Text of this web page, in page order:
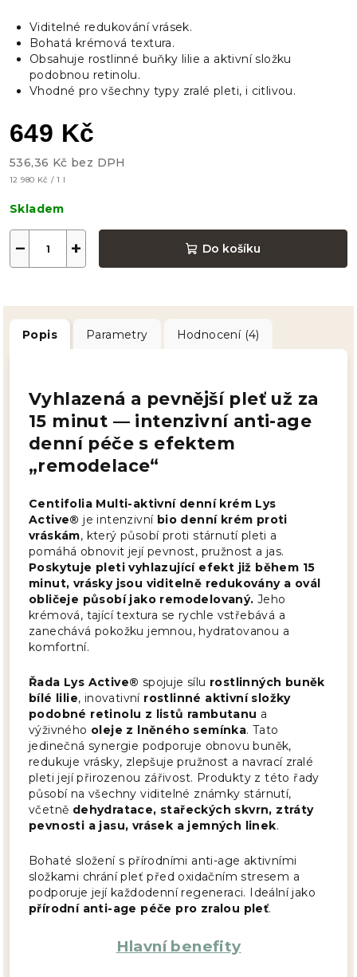
Viditelné redukování vrásek.
Bohatá krémová textura.
Obsahuje rostlinné buňky lilie a aktivní složku
podobnou retinolu.
Vhodné pro všechny typy zralé pleti, i citlivou.
649 Kč
536,36 Kč bez DPH
Měrná
12 980 Kč / 1 l
Skladem
+
− Do košíku
Popis Parametry Hodnocení (4)
Vyhlazená a pevnější pleť už za
15 minut — intenzivní anti-age
denní péče s efektem
„remodelace“
Centifolia Multi-aktivní denní krém Lys
Active® je intenzivní bio denní krém proti
vráskám, který působí proti stárnutí pleti a
pomáhá obnovit její pevnost, pružnost a jas.
Poskytuje pleti vyhlazující efekt již během 15
minut, vrásky jsou viditelně redukovány a ovál
obličeje působí jako remodelovaný. Jeho
krémová, tající textura se rychle vstřebává a
zanechává pokožku jemnou, hydratovanou a
komfortní.
Řada Lys Active® spojuje sílu rostlinných buněk
bílé lilie, inovativní rostlinné aktivní složky
podobné retinolu z listů rambutanu a
výživného oleje z lněného semínka. Tato
jedinečná synergie podporuje obnovu buněk,
redukuje vrásky, zlepšuje pružnost a navrací zralé
pleti její přirozenou zářivost. Produkty z této řady
působí na všechny viditelné známky stárnutí,
včetně dehydratace, stařeckých skvrn, ztráty
pevnosti a jasu, vrásek a jemných linek.
Bohaté složení s přírodními anti-age aktivními
složkami chrání pleť před oxidačním stresem a
podporuje její každodenní regeneraci. Ideální jako
přírodní anti-age péče pro zralou pleť.
Hlavní benefity